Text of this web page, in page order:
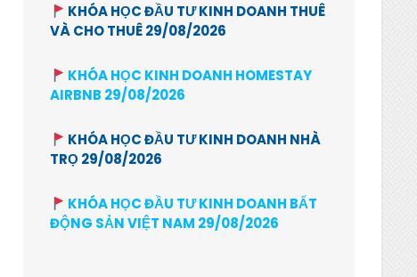
KHÓA HỌC ĐẦU TƯ KINH DOANH THUÊ
VÀ CHO THUÊ 29/08/2026
KHÓA HỌC KINH DOANH HOMESTAY
AIRBNB 29/08/2026
KHÓA HỌC ĐẦU TƯ KINH DOANH NHÀ
TRỌ 29/08/2026
KHÓA HỌC ĐẦU TƯ KINH DOANH BẤT
ĐỘNG SẢN VIỆT NAM 29/08/2026